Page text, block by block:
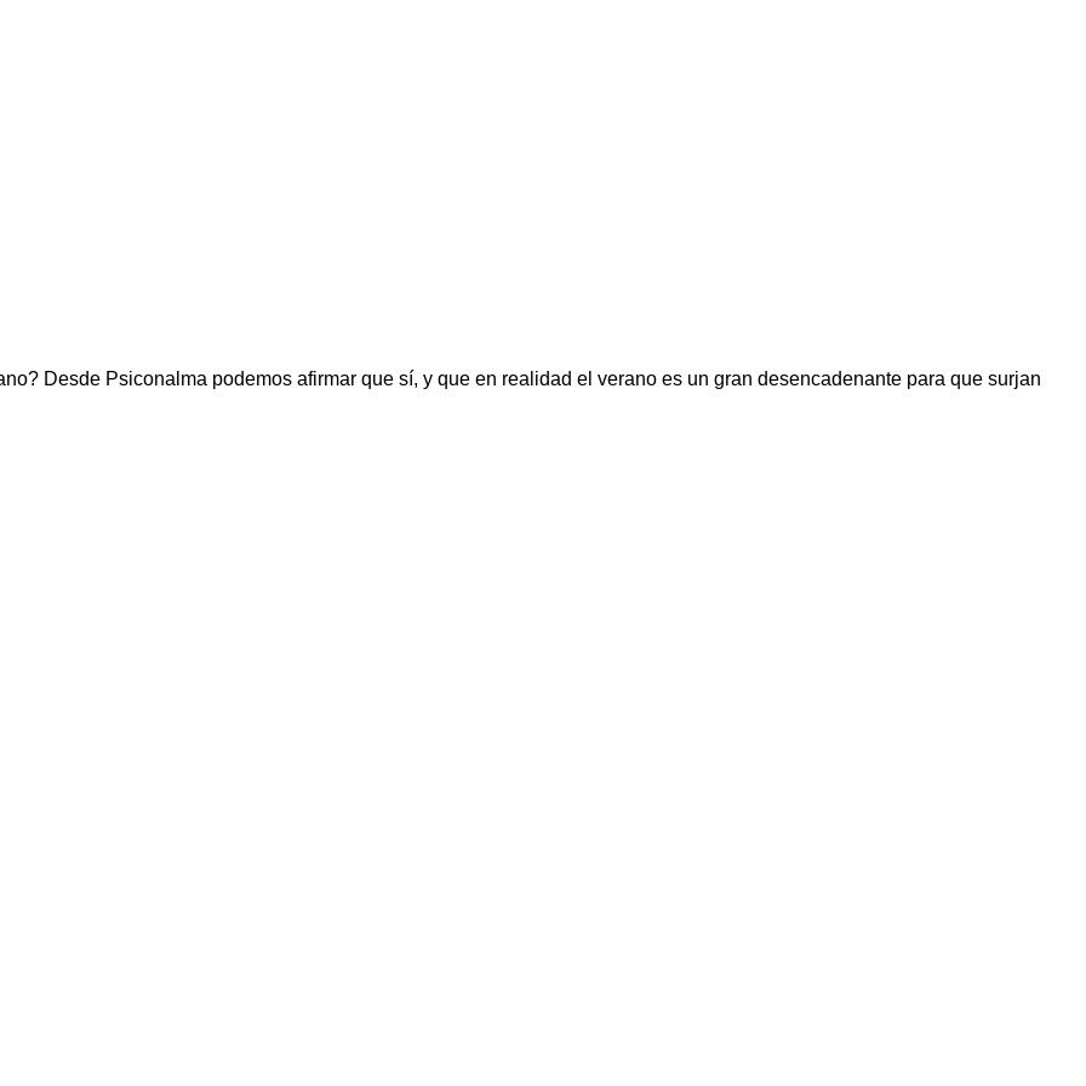
Desde Psiconalma podemos afirmar que sí, y que en realidad el verano es un gran desencadenante para que surjan